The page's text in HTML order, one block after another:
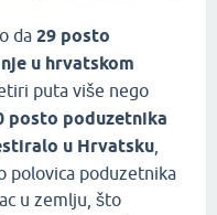
da 29 posto
u hrvatskom
puta više nego
posto poduzetnika
u Hrvatsku
polovica poduzetnika
u zemlju, što